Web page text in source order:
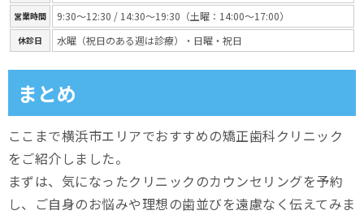
営業時間 9:30～12:30 / 14:30～19:30（土曜：14:00～17:00）
休診日 水曜（祝日のある週は診療）・日曜・祝日
まとめ
ここまで横浜市エリアでおすすめの矯正歯科クリニック
をご紹介しました。
まずは、気になったクリニックのカウンセリングを予約
し、ご自身のお悩みや理想の歯並びを遠慮なく伝えてみま